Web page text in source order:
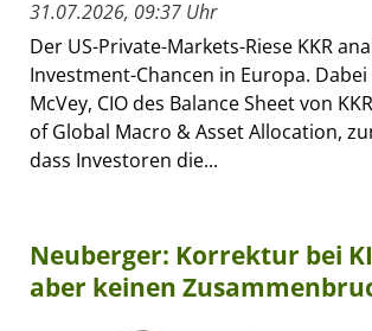
31.07.2026, 09:37 Uhr
Der US-Private-Markets-Riese KKR
Investment-Chancen in Europa.
McVey, CIO des Balance Sheet von
of Global Macro & Asset Allocation,
dass Investoren die...
Neuberger: Korrektur bei
aber keinen